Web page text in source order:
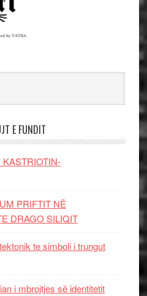
E FUNDIT
PRIFTIT NË
DRAGO SILIQIT
te simboli i trungut
i mbrojtjes së identitetit